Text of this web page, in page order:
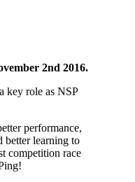
2nd 2016.
key role as NSP
performance,
better learning to
competition race